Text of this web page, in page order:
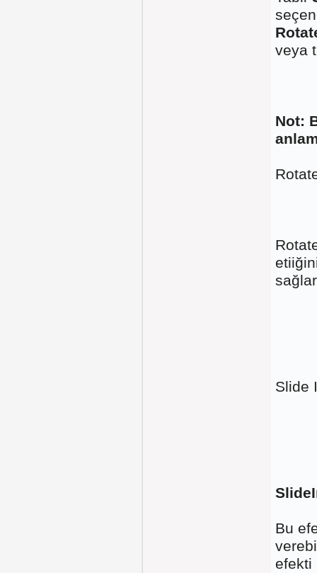
veya
Not:
sağlar
Slide
Bu
efekti